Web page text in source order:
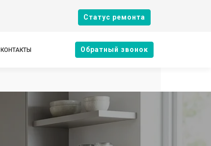
Cтатус ремонта
КОНТАКТЫ Oбратный звонок